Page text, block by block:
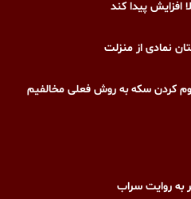
افزایش پیدا کند
نمادی از منزلت
کردن سکه به روش فعلی مخالفیم
به روایت سراب